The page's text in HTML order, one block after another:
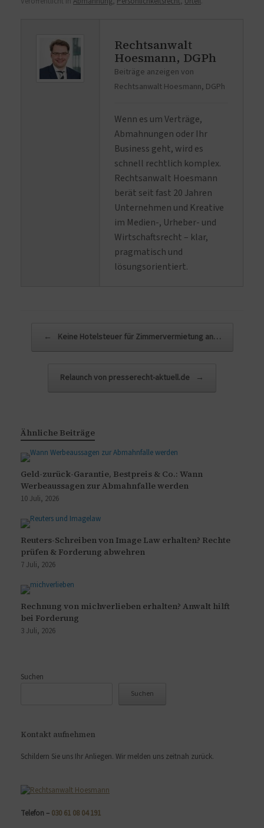
Rechtsanwalt
Hoesmann, DGPh
Beiträge anzeigen von
Rechtsanwalt Hoesmann, DGPh
Wenn es um Verträge,
Abmahnungen oder Ihr
Business geht, wird es
schnell rechtlich komplex.
Rechtsanwalt Hoesmann
berät seit fast 20 Jahren
Unternehmen und Kreative
im Medien-, Urheber- und
Wirtschaftsrecht – klar,
pragmatisch und
lösungsorientiert.
← Keine Hotelsteuer für Zimmervermietung an…
Relaunch von presserecht-aktuell.de →
Ähnliche Beiträge
Geld-zurück-Garantie, Bestpreis & Co.: Wann
Werbeaussagen zur Abmahnfalle werden
10 Juli, 2026
Reuters-Schreiben von Image Law erhalten? Rechte
prüfen & Forderung abwehren
7 Juli, 2026
Rechnung von michverlieben erhalten? Anwalt hilft
bei Forderung
3 Juli, 2026
Suchen
Suchen
Kontakt aufnehmen
Schildern Sie uns Ihr Anliegen. Wir melden uns zeitnah zurück.
Telefon – 030 61 08 04 191